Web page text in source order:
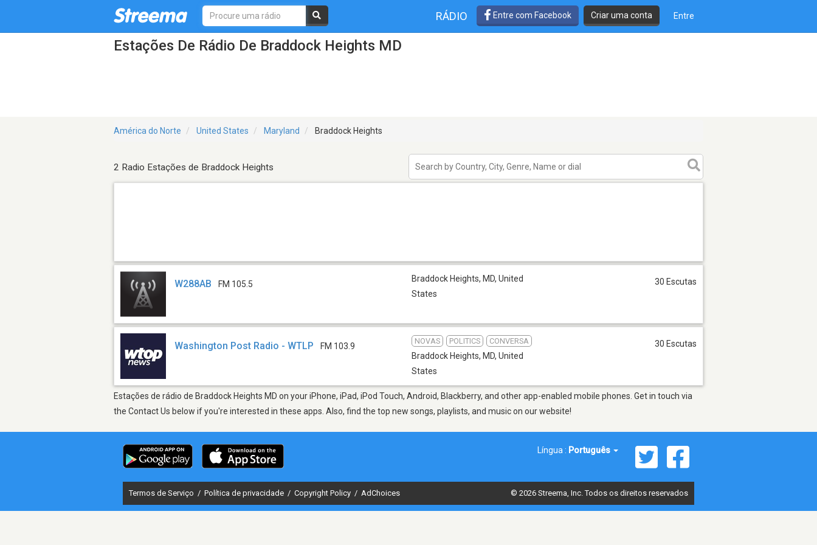
RÁDIO Entre com Facebook Criar uma conta Entre
Estações De Rádio De Braddock Heights MD
América do Norte United States Maryland Braddock Heights
2 Radio Estações de Braddock Heights
W288AB FM 105.5
Braddock Heights, MD, United
States
30 Escutas
Washington Post Radio - WTLP FM 103.9
NOVAS POLITICS CONVERSA
Braddock Heights, MD, United
States
30 Escutas
Estações de rádio de Braddock Heights MD on your iPhone, iPad, iPod Touch, Android, Blackberry, and other app-enabled mobile phones. Get in touch via
the Contact Us below if you're interested in these apps. Also, find the top new songs, playlists, and music on our website!
Língua : Português
Termos de Serviço / Política de privacidade / Copyright Policy / AdChoices © 2026 Streema, Inc. Todos os direitos reservados